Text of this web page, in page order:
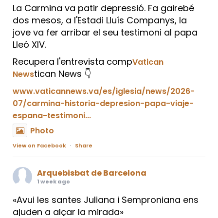
La Carmina va patir depressió. Fa gairebé
dos mesos, a l'Estadi Lluís Companys, la
jove va fer arribar el seu testimoni al papa
Lleó XIV.
Recupera l'entrevista compVatican
Newstican News 👇
www.vaticannews.va/es/iglesia/news/2026-
07/carmina-historia-depresion-papa-viaje-
espana-testimoni...
Photo
View on Facebook · Share
Arquebisbat de Barcelona
1 week ago
«Avui les santes Juliana i Semproniana ens
ajuden a alçar la mirada»